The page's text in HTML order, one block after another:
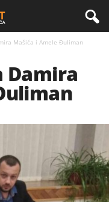
Mašića i Amele Đuliman
Damira